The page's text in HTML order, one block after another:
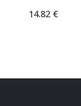
14.82 €